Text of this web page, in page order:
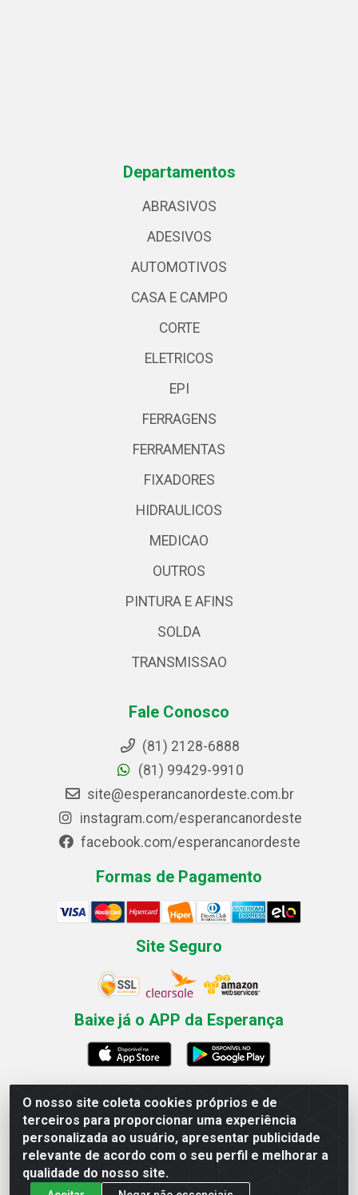
O nosso site coleta cookies próprios e de
terceiros para proporcionar uma experiência
personalizada ao usuário, apresentar publicidade
relevante de acordo com o seu perfil e melhorar a
qualidade do nosso site.
Departamentos
ABRASIVOS
ADESIVOS
AUTOMOTIVOS
CASA E CAMPO
CORTE
ELETRICOS
EPI
FERRAGENS
FERRAMENTAS
FIXADORES
HIDRAULICOS
MEDICAO
OUTROS
PINTURA E AFINS
SOLDA
TRANSMISSAO
Fale Conosco
(81) 2128-6888
(81) 99429-9910
site@esperancanordeste.com.br
instagram.com/esperancanordeste
facebook.com/esperancanordeste
Formas de Pagamento
Site Seguro
Baixe já o APP da Esperança
Esperança Nordeste - Rua Professor Caldas Filho, 291 -
Estância - Recife / PE CEP: 50771-335 - CNPJ
03.666.136/0001-23